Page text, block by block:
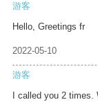
游客
Hello, Greetings fr
2022-05-10
游客
I called you 2 times.